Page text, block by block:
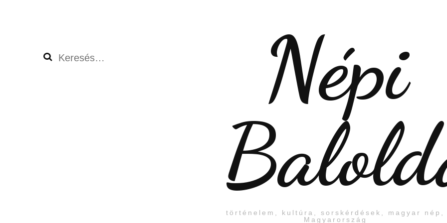
Keresés:
Népi
történelem, kultúra, sorskérdések, magyar nép,
Magyarország